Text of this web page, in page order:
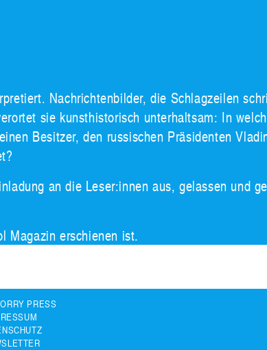
Nachrichtenbilder, die Schlagzeilen
sie kunsthistorisch unterhaltsam: In
Besitzer, den russischen Präsidenten
an die Leser:innen aus, gelassen und
Magazin erschienen ist.
PRESS